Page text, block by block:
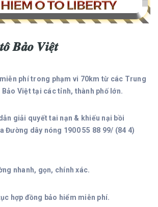
𝑩𝒂̉𝒐 𝑽𝒊𝒆̣̂𝒕
phí trong phạm vi 70km từ các Trung
Việt tại các tỉnh, thành phố lớn.
giải quyết tai nạn & khiếu nại bồi
Đường dây nóng 1900 55 88 99/ (84 4)
nhanh, gọn, chính xác.
hợp đồng bảo hiểm miễn phí.